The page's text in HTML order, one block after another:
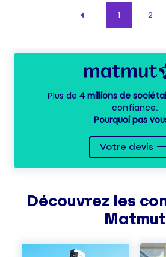
1 2
Plus de 4 millions de
confiance.
Pourquoi pas
Votre devis
Découvrez les
Matmut